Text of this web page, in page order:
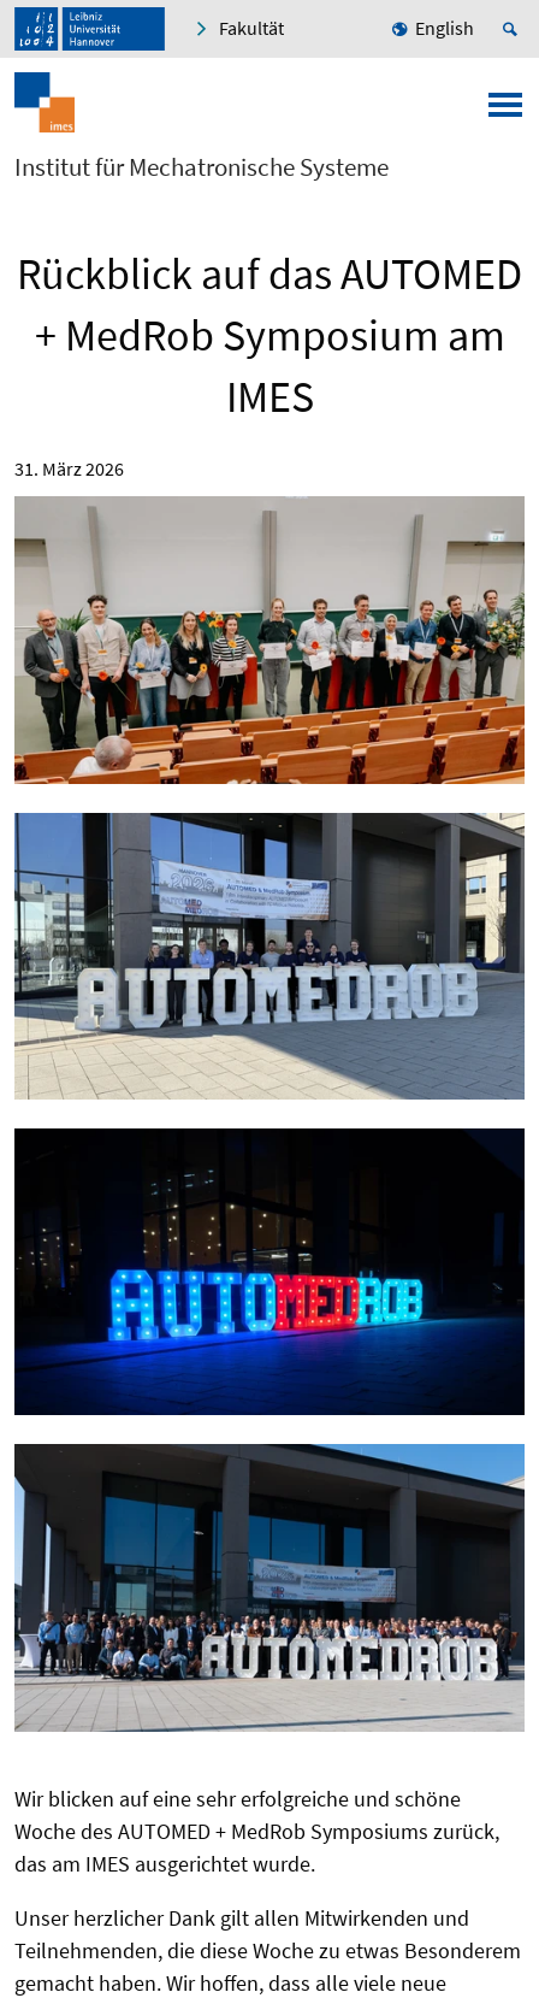
Fakultät English
Institut für Mechatronische Systeme
Rückblick auf das AUTOMED
+ MedRob Symposium am
IMES
31. März 2026
Wir blicken auf eine sehr erfolgreiche und schöne
Woche des AUTOMED + MedRob Symposiums zurück,
das am IMES ausgerichtet wurde.
Unser herzlicher Dank gilt allen Mitwirkenden und
Teilnehmenden, die diese Woche zu etwas Besonderem
gemacht haben. Wir hoffen, dass alle viele neue